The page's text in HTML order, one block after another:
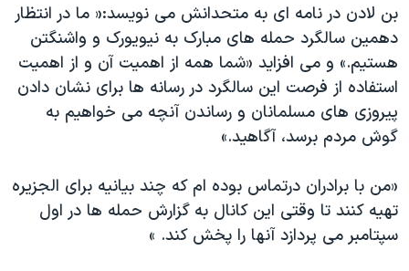
بن لادن در نامه ای به متحدانش می نویسد:« ما در انتظار
دهمین سالگرد حمله های مبارک به نیویورک و واشنگتن
هستیم.» و می افزاید «شما همه از اهمیت آن و از اهمیت
استفاده از فرصت این سالگرد در رسانه ها برای نشان دادن
پیروزی های مسلمانان و رساندن آنچه می خواهیم به
گوش مردم برسد، آگاهید.»
«من با برادران درتماس بوده ام که چند بیانیه برای الجزیره
تهیه کنند تا وقتی این کانال به گزارش حمله ها در اول
سپتامبر می پردازد آنها را پخش کند. »